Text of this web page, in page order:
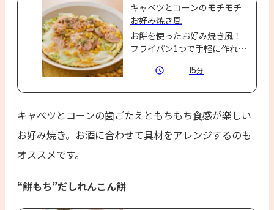
キャベツとコーンのモチモチ
お好み焼き風
お餅を使ったお好み焼き風！
フライパン1つで手軽に作れま
15分
キャベツとコーンの歯ごたえともちもち食感が楽しい
お好み焼き。お酒に合わせて具材をアレンジするのも
オススメです。
“餅もち”だしれんこん餅